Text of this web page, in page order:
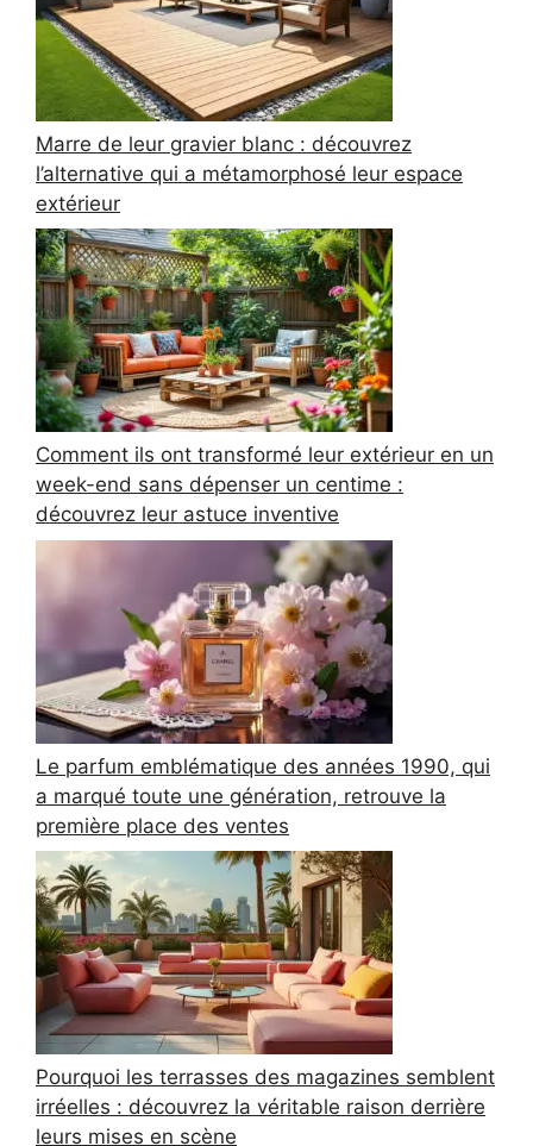
Marre de leur gravier blanc : découvrez
l’alternative qui a métamorphosé leur espace
extérieur
Comment ils ont transformé leur extérieur en un
week-end sans dépenser un centime :
découvrez leur astuce inventive
Le parfum emblématique des années 1990, qui
a marqué toute une génération, retrouve la
première place des ventes
Pourquoi les terrasses des magazines semblent
irréelles : découvrez la véritable raison derrière
leurs mises en scène